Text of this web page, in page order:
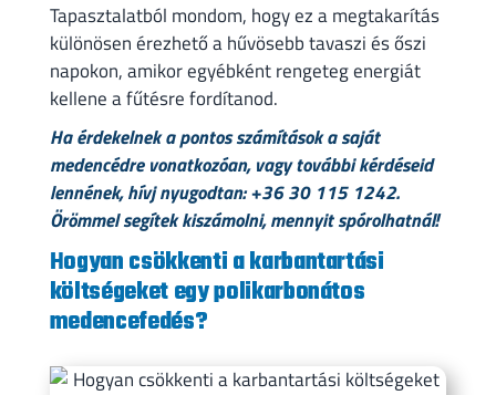
Tapasztalatból mondom, hogy ez a megtakarítás
különösen érezhető a hűvösebb tavaszi és őszi
napokon, amikor egyébként rengeteg energiát
kellene a fűtésre fordítanod.
Ha érdekelnek a pontos számítások a saját
medencédre vonatkozóan, vagy további kérdéseid
lennének, hívj nyugodtan: +36 30 115 1242.
Örömmel segítek kiszámolni, mennyit spórolhatnál!
Hogyan csökkenti a karbantartási
költségeket egy polikarbonátos
medencefedés?